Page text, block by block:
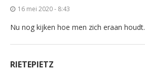
16 mei 2020 - 8:43
Nu nog kijken hoe men zich eraan houdt.
RIETEPIETZ